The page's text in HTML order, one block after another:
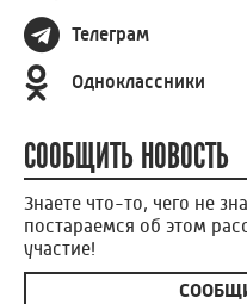
Телеграм
Одноклассники
СООБЩИТЬ НОВОСТЬ
Знаете что-то, чего не
постараемся об этом
участие!